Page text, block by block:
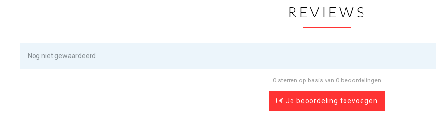
REVIEWS
Nog niet gewaardeerd
0 sterren op basis van 0 beoordelingen
Je beoordeling toevoegen